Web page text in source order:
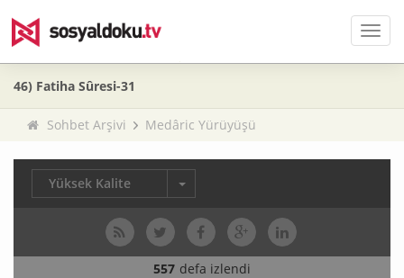
Menü
46) Fatiha Sûresi-31
Sohbet Arşivi Medâric Yürüyüşü
Yüksek Kalite
557 defa izlendi